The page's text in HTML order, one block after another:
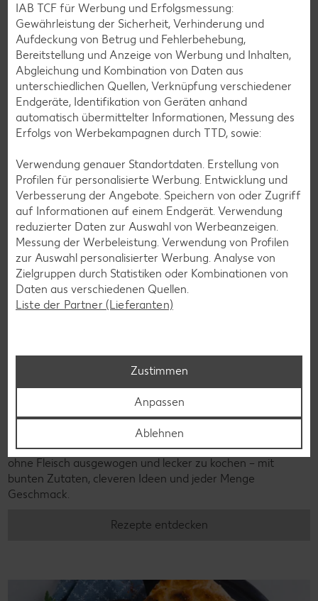
Laktosefreie Rezepte
Laktoseintoleranz muss dich kulinarisch nicht ausbremsen,
denn es geht auch ohne. Unsere laktosefreien Rezepte
bringen Vielfalt auf den Tisch – für große und kleine
Genießer, für die Lunchbox oder das Abendessen.
Vegetarische Rezepte
Weniger Fleisch essen oder sogar ganz darauf verzichten?
Unsere vegetarischen Rezepte zeigen, wie einfach es ist,
ohne Fleisch ausgewogen und lecker zu kochen – mit
bunten Zutaten, cleveren Ideen und jeder Menge
Geschmack.
Rezepte entdecken
IAB TCF für Werbung und Erfolgsmessung:
Gewährleistung der Sicherheit, Verhinderung und
Aufdeckung von Betrug und Fehlerbehebung,
Bereitstellung und Anzeige von Werbung und Inhalten,
Abgleichung und Kombination von Daten aus
unterschiedlichen Quellen, Verknüpfung verschiedener
Endgeräte, Identifikation von Geräten anhand
automatisch übermittelter Informationen, Messung des
Erfolgs von Werbekampagnen durch TTD, sowie:
Verwendung genauer Standortdaten. Erstellung von
Profilen für personalisierte Werbung. Entwicklung und
Verbesserung der Angebote. Speichern von oder Zugriff
auf Informationen auf einem Endgerät. Verwendung
reduzierter Daten zur Auswahl von Werbeanzeigen.
Messung der Werbeleistung. Verwendung von Profilen
zur Auswahl personalisierter Werbung. Analyse von
Zielgruppen durch Statistiken oder Kombinationen von
Daten aus verschiedenen Quellen.
Liste der Partner (Lieferanten)
Zustimmen
Anpassen
Ablehnen